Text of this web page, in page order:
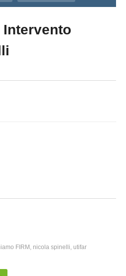
Intervento
FIRM nicola spinelli utifar